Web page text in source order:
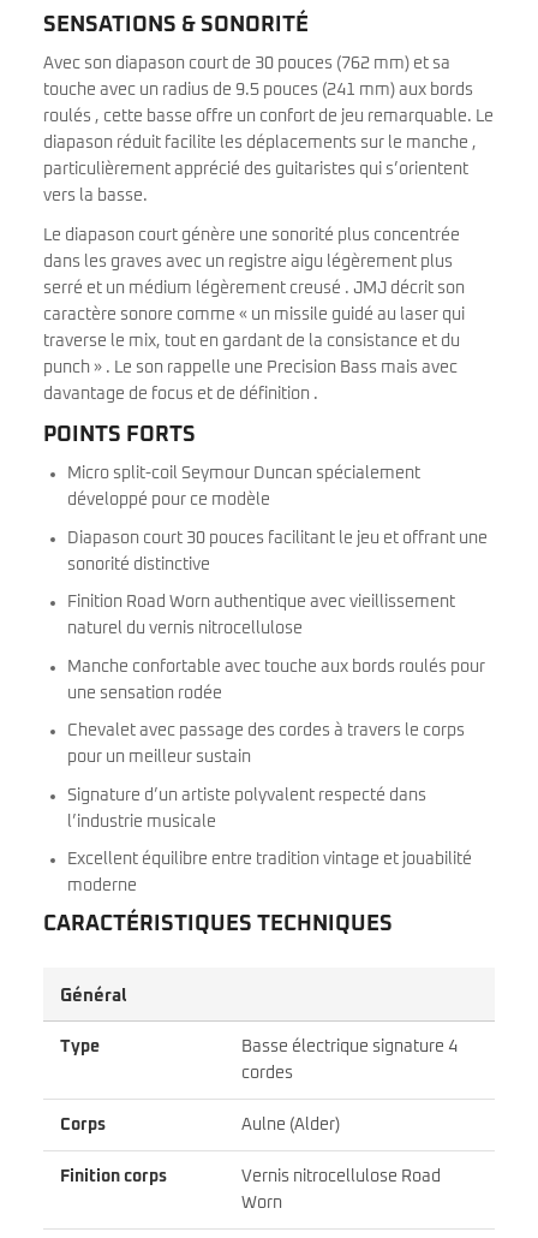
SENSATIONS & SONORITÉ
Avec son diapason court de 30 pouces (762 mm) et sa
touche avec un radius de 9.5 pouces (241 mm) aux bords
roulés , cette basse offre un confort de jeu remarquable. Le
diapason réduit facilite les déplacements sur le manche ,
particulièrement apprécié des guitaristes qui s’orientent
vers la basse.
Le diapason court génère une sonorité plus concentrée
dans les graves avec un registre aigu légèrement plus
serré et un médium légèrement creusé . JMJ décrit son
caractère sonore comme « un missile guidé au laser qui
traverse le mix, tout en gardant de la consistance et du
punch » . Le son rappelle une Precision Bass mais avec
davantage de focus et de définition .
POINTS FORTS
Micro split-coil Seymour Duncan spécialement
développé pour ce modèle
Diapason court 30 pouces facilitant le jeu et offrant une
sonorité distinctive
Finition Road Worn authentique avec vieillissement
naturel du vernis nitrocellulose
Manche confortable avec touche aux bords roulés pour
une sensation rodée
Chevalet avec passage des cordes à travers le corps
pour un meilleur sustain
Signature d’un artiste polyvalent respecté dans
l’industrie musicale
Excellent équilibre entre tradition vintage et jouabilité
moderne
CARACTÉRISTIQUES TECHNIQUES
Général
Type
Basse électrique signature 4
cordes
Corps Aulne (Alder)
Finition corps
Vernis nitrocellulose Road
Worn